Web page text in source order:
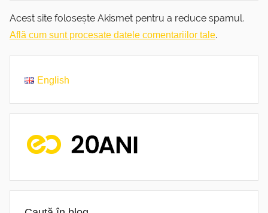
Acest site folosește Akismet pentru a reduce spamul.
Află cum sunt procesate datele comentariilor tale.
English